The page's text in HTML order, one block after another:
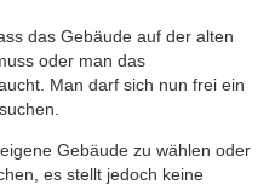
das Gebäude auf der alten
oder man das
Man darf sich nun frei ein
Gebäude zu wählen oder
es stellt jedoch keine